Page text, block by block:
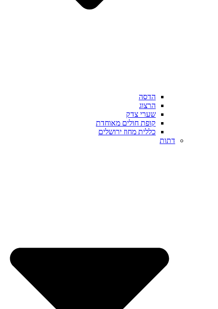
הדסה
הרצוג
שערי צדק
קופת חולים מאוחדת
כללית מחוז ירושלים
דתות